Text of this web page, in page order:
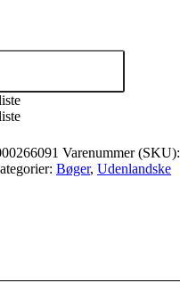
Varenummer (SKU):
Bøger, Udenlandske